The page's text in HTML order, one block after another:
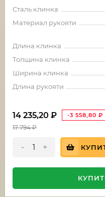
Сталь клинка
Материал рукояти
Длина клинка
Толщина клинка
Ширина клинка
Длина рукояти
14 235,20 ₽ -3 558,80 ₽
17 794₽
- +